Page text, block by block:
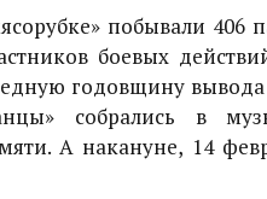
побывали 406
боевых
годовщину
собрались в
А накануне, 14